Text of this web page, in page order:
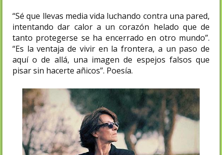
“Sé que llevas media vida luchando contra una pared,
intentando dar calor a un corazón helado que de
tanto protegerse se ha encerrado en otro mundo”.
“Es la ventaja de vivir en la frontera, a un paso de
aquí o de allá, una imagen de espejos falsos que
pisar sin hacerte añicos”. Poesía.